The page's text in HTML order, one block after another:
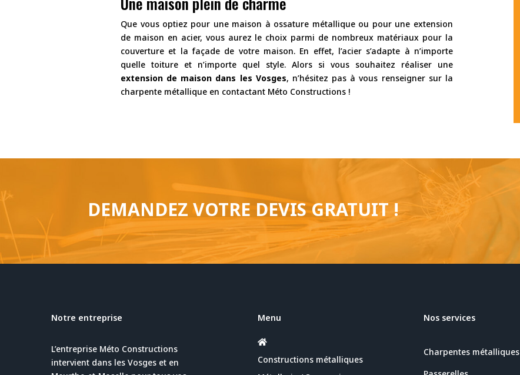
Que vous optiez pour une maison à ossature métallique ou pour une extension
de maison en acier, vous aurez le choix parmi de nombreux matériaux pour la
couverture et la façade de votre maison. En effet, l’acier s’adapte à n’importe
quelle toiture et n’importe quel style. Alors si vous souhaitez réaliser une
extension de maison dans les Vosges, n’hésitez pas à vous renseigner sur la
charpente métallique en contactant Méto Constructions !
DEMANDEZ VOTRE DEVIS GRATUIT !
Notre entreprise
L’entreprise Méto Constructions
intervient dans les Vosges et en
Menu
Constructions métalliques
Nos services
Charpentes métalliques